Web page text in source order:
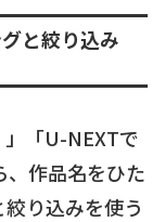
と絞り込み
」「U-NEXTで
作品名をひた
り込みを使う